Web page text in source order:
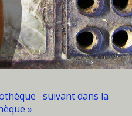
suivant dans la
»